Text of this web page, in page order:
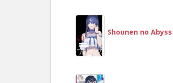
Shounen no Abyss